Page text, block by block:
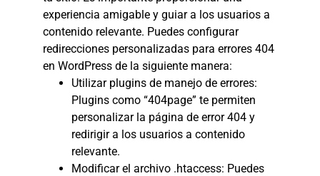
experiencia amigable y guiar a los usuarios a
contenido relevante. Puedes configurar
redirecciones personalizadas para errores 404
en WordPress de la siguiente manera:
Utilizar plugins de manejo de errores:
Plugins como “404page” te permiten
personalizar la página de error 404 y
redirigir a los usuarios a contenido
relevante.
Modificar el archivo .htaccess: Puedes